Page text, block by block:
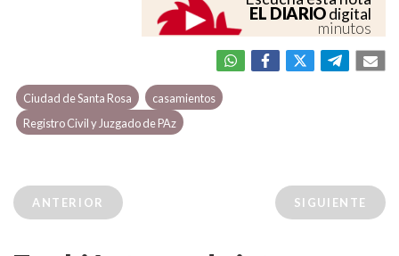
EL DIARIOdigital
minutos
Ciudad de Santa Rosa
casamientos
Registro Civil y Juzgado de PAz
ANTERIOR SIGUIENTE